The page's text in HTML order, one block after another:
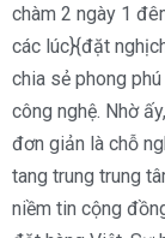
chàm 2 ngày 1
các lúc}{đặt
chia sẻ phong
công nghệ. Nhờ
đơn giản là chỗ
tang trung trung
niềm tin cộng